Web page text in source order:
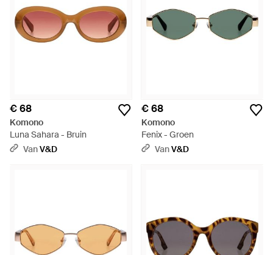
€ 68
Komono
Luna Sahara - Bruin
VanV&D
€ 68
Komono
Fenix - Groen
VanV&D